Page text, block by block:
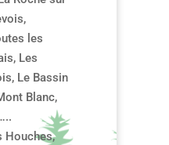
les
Les
Le Bassin
Blanc,
Houches,